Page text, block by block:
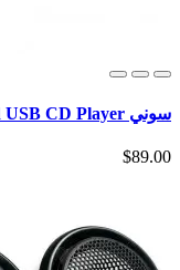
سوني CDX-GT980UI Ipod USB CD Player
$89.00